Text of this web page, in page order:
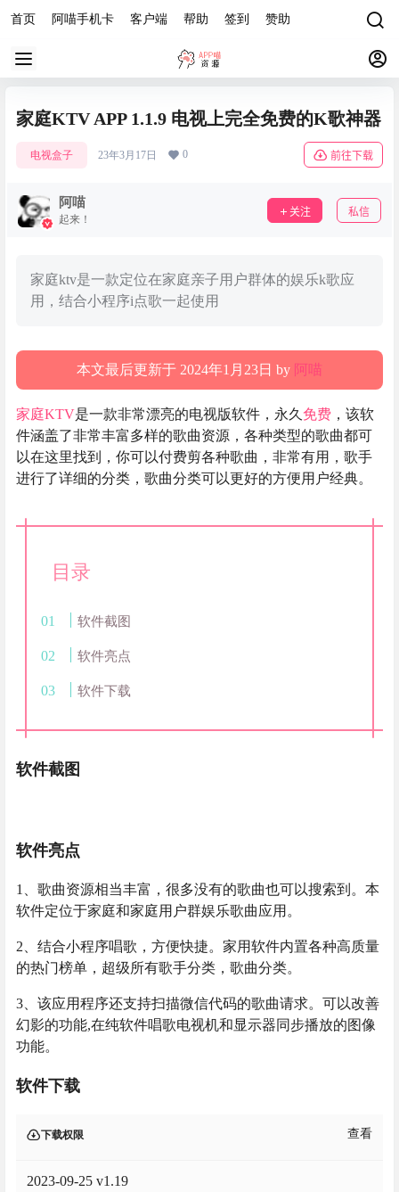
首页 阿喵手机卡 客户端 帮助 签到 赞助
家庭KTV APP 1.1.9 电视上完全免费的K歌神器
电视盒子 23年3月17日 0 前往下载
阿喵
起来！
关注 私信
家庭ktv是一款定位在家庭亲子用户群体的娱乐k歌应
用，结合小程序i点歌一起使用
本文最后更新于 2024年1月23日 by 阿喵
家庭KTV是一款非常漂亮的电视版软件，永久 免费 ，该软
件涵盖了非常丰富多样的歌曲资源，各种类型的歌曲都可
以在这里找到，你可以付费剪各种歌曲，非常有用，歌手
进行了详细的分类，歌曲分类可以更好的方便用户经典。
目录
软件截图
软件亮点
软件下载
软件截图
软件亮点
1、歌曲资源相当丰富，很多没有的歌曲也可以搜索到。本
软件定位于家庭和家庭用户群娱乐歌曲应用。
2、结合小程序唱歌，方便快捷。家用软件内置各种高质量
的热门榜单，超级所有歌手分类，歌曲分类。
3、该应用程序还支持扫描微信代码的歌曲请求。可以改善
幻影的功能,在纯软件唱歌电视机和显示器同步播放的图像
功能。
软件下载
下载权限 查看
2023-09-25 v1.19